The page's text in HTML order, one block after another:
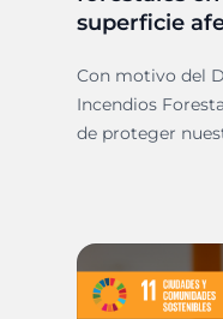
superficie
Con motivo del
Incendios
de proteger